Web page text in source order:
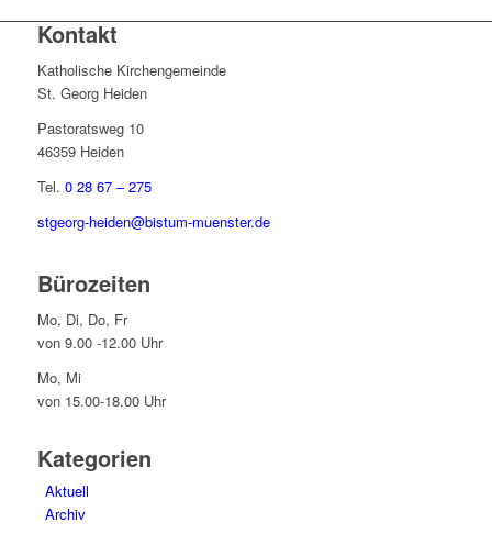
Kontakt
Katholische Kirchengemeinde
St. Georg Heiden
Pastoratsweg 10
46359 Heiden
Tel. 0 28 67 – 275
stgeorg-heiden@bistum-muenster.de
Bürozeiten
Mo, Di, Do, Fr
von 9.00 -12.00 Uhr
Mo, Mi
von 15.00-18.00 Uhr
Kategorien
Aktuell
Archiv